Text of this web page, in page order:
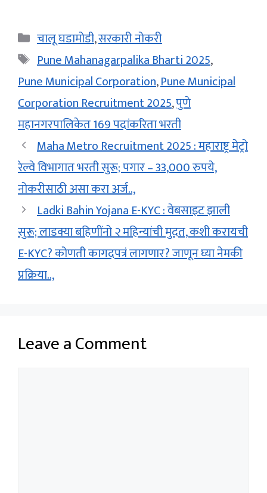
Categories
चालू घडामोडी,सरकारी नोकरी
Tags
Pune Mahanagarpalika Bharti 2025,
Pune Municipal Corporation,Pune Municipal
Corporation Recruitment 2025,पुणे
महानगरपालिकेत 169 पदांकरिता भरती
Maha Metro Recruitment 2025 : महाराष्ट्र मेट्रो
रेल्वे विभागात भरती सुरू; पगार – 33,000 रुपये,
नोकरीसाठी असा करा अर्ज..,
Ladki Bahin Yojana E-KYC : वेबसाइट झाली
सुरू; लाडक्या बहिणींनो २ महिन्यांची मुदत, कशी करायची
E-KYC? कोणती कागदपत्रं लागणार? जाणून घ्या नेमकी
प्रक्रिया..,
Leave a Comment